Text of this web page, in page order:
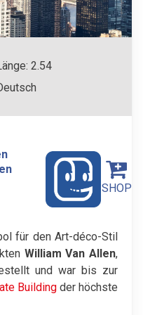
2.54
SHOP
für den Art-déco-Stil
William Van Allen,
und war bis zur
Buildingder höchste